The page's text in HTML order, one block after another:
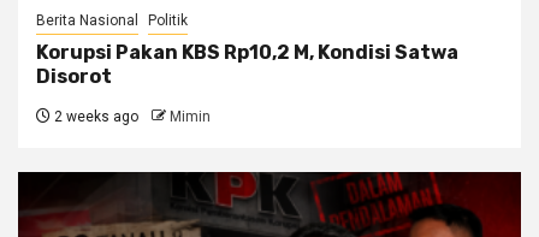
Berita Nasional Politik
Korupsi Pakan KBS Rp10,2 M, Kondisi Satwa
Disorot
2 weeks ago Mimin